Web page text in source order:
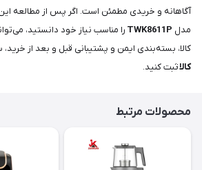
آگاهانه و خریدی مطمئن است. اگر پس از مطالعه
مدل TWK8611P را مناسب نیاز خود دانستید،
کالا، بسته‌بندی ایمن و پشتیبانی قبل و بعد از
کالاثبت کنید.
محصولات مرتبط